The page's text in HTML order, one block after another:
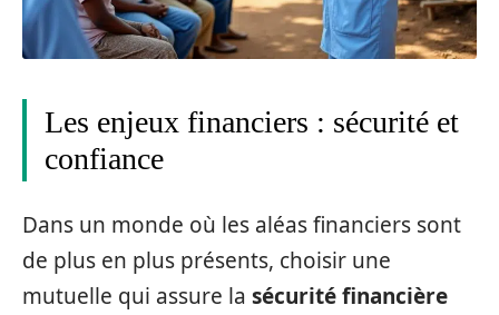
Les enjeux financiers : sécurité et
confiance
Dans un monde où les aléas financiers sont
de plus en plus présents, choisir une
mutuelle qui assure la sécurité financière